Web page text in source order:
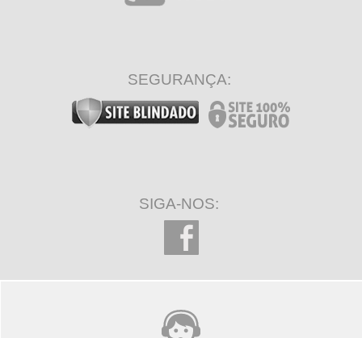
SEGURANÇA:
SIGA-NOS: